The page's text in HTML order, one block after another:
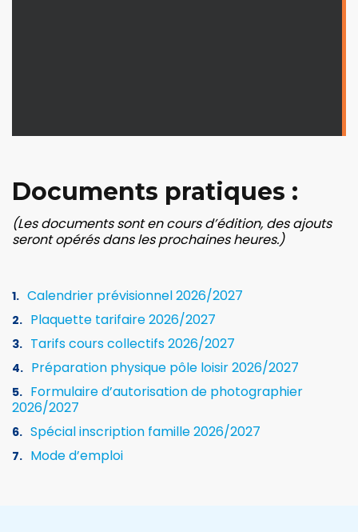
Documents pratiques :
(Les documents sont en cours d’édition, des ajouts
seront opérés dans les prochaines heures.)
Calendrier prévisionnel 2026/2027
Plaquette tarifaire 2026/2027
Tarifs cours collectifs 2026/2027
Préparation physique pôle loisir 2026/2027
Formulaire d’autorisation de photographier
2026/2027
Spécial inscription famille 2026/2027
Mode d’emploi